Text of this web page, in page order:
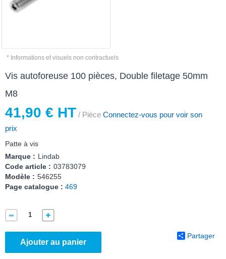
* Informations et visuels non contractuels
Vis autoforeuse 100 pièces, Double filetage 50mm
M8
41,90 € HT / Pièce Connectez-vous pour voir son
prix
Patte à vis
Marque : Lindab
Code article : 03783079
Modèle : 546255
Page catalogue : 469
Ajouter au panier
Partager